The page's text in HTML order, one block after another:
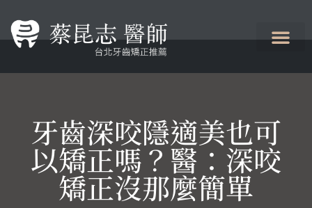
牙齒深咬隱適美也可
以矯正嗎？醫：深咬
矯正沒那麼簡單